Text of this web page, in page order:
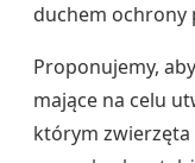
duchem ochrony
Proponujemy,
mające na celu
którym zwierzęta